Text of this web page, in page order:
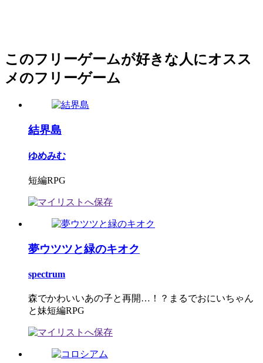
このフリーゲームが好きな人にオスス
メのフリーゲーム
結界島
ゆめみむ
短編RPG
夢ウツツと緑のキオク
spectrum
森でかわいいあの子と再開…！？まるでおにいちゃん
と妹短編RPG